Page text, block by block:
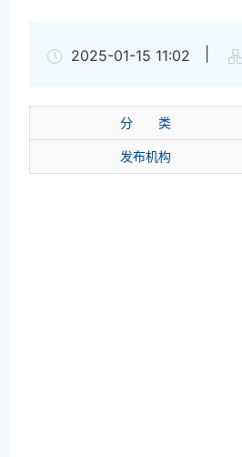
2025-01-15 11:02
分 类
发布机构